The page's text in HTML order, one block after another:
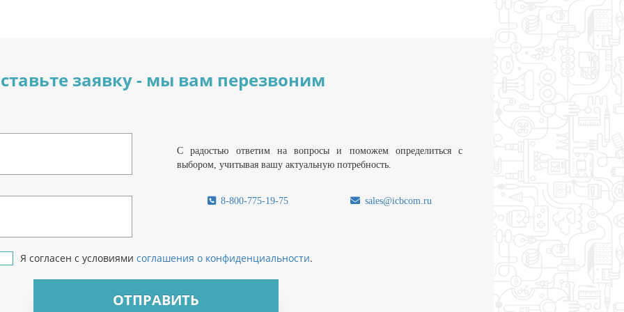
заявку - мы вам перезвоним
С радостью ответим на вопросы и поможем определиться с
выбором, учитывая вашу актуальную потребность.
8-800-775-19-75 sales@icbcom.ru
Я согласен с условиями соглашения о конфиденциальности.
ОТПРАВИТЬ